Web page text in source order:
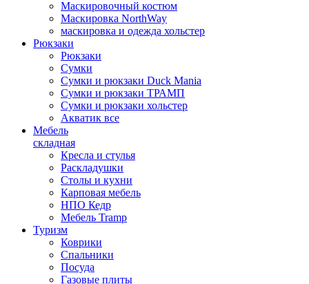
Маскировочный костюм
Маскировка NorthWay
маскировка и одежда хольстер
Рюкзаки
Рюкзаки
Сумки
Сумки и рюкзаки Duck Mania
Сумки и рюкзаки ТРАМП
Сумки и рюкзаки хольстер
Акватик все
Мебель
складная
Кресла и стулья
Раскладушки
Столы и кухни
Карповая мебель
НПО Кедр
Мебель Tramp
Туризм
Коврики
Спальники
Посуда
Газовые плиты